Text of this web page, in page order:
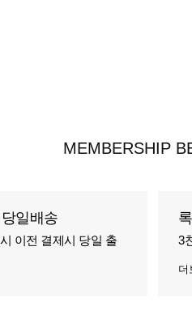
MEMBERSHIP
일배송
이전 결제시 당일 출
3
더